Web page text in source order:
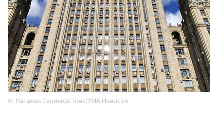
Наталья Селиверстова/РИА Новости